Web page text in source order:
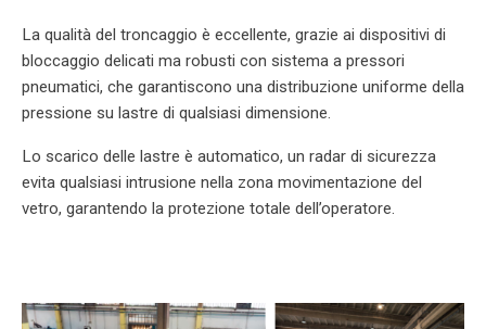
La qualità del troncaggio è eccellente, grazie ai dispositivi di
bloccaggio delicati ma robusti con sistema a pressori
pneumatici, che garantiscono una distribuzione uniforme della
pressione su lastre di qualsiasi dimensione.
Lo scarico delle lastre è automatico, un radar di sicurezza
evita qualsiasi intrusione nella zona movimentazione del
vetro, garantendo la protezione totale dell’operatore.